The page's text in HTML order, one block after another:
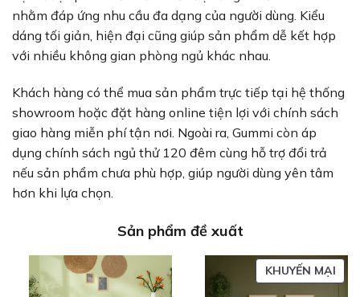
nhằm đáp ứng nhu cầu đa dạng của người dùng. Kiểu
dáng tối giản, hiện đại cũng giúp sản phẩm dễ kết hợp
với nhiều không gian phòng ngủ khác nhau.
Khách hàng có thể mua sản phẩm trực tiếp tại hệ thống
showroom hoặc đặt hàng online tiện lợi với chính sách
giao hàng miễn phí tận nơi. Ngoài ra, Gummi còn áp
dụng chính sách ngủ thử 120 đêm cùng hỗ trợ đổi trả
nếu sản phẩm chưa phù hợp, giúp người dùng yên tâm
hơn khi lựa chọn.
Sản phẩm đề xuất
KHUYẾN MẠISẢN